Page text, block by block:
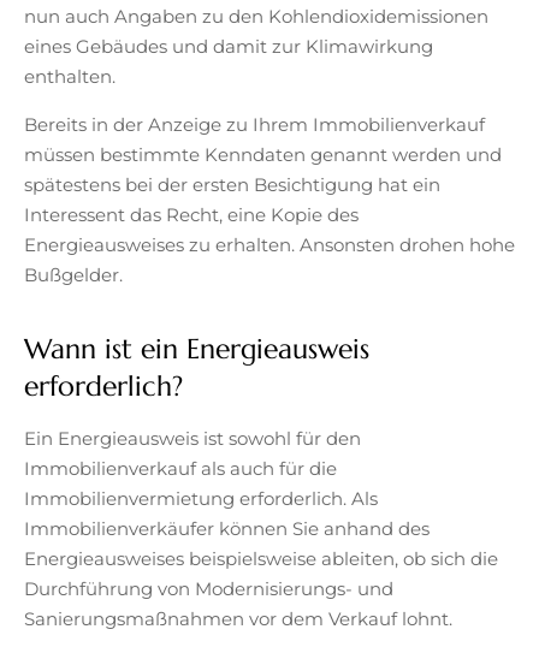
nun auch Angaben zu den Kohlendioxidemissionen
eines Gebäudes und damit zur Klimawirkung
enthalten.
Bereits in der Anzeige zu Ihrem Immobilienverkauf
müssen bestimmte Kenndaten genannt werden und
spätestens bei der ersten Besichtigung hat ein
Interessent das Recht, eine Kopie des
Energieausweises zu erhalten. Ansonsten drohen hohe
Bußgelder.
Wann ist ein Energieausweis
erforderlich?
Ein Energieausweis ist sowohl für den
Immobilienverkauf als auch für die
Immobilienvermietung erforderlich. Als
Immobilienverkäufer können Sie anhand des
Energieausweises beispielsweise ableiten, ob sich die
Durchführung von Modernisierungs- und
Sanierungsmaßnahmen vor dem Verkauf lohnt.